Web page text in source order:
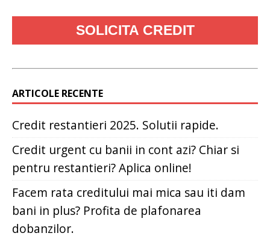
ARTICOLE RECENTE
Credit restantieri 2025. Solutii rapide.
Credit urgent cu banii in cont azi? Chiar si
pentru restantieri? Aplica online!
Facem rata creditului mai mica sau iti dam
bani in plus? Profita de plafonarea
dobanzilor.